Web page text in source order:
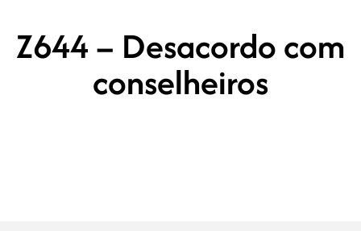
Z644 – Desacordo com
conselheiros